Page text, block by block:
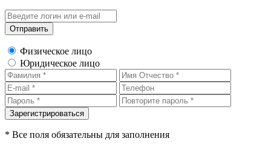
Физическое лицо
Юридическое лицо
* Все поля обязательны для заполнения